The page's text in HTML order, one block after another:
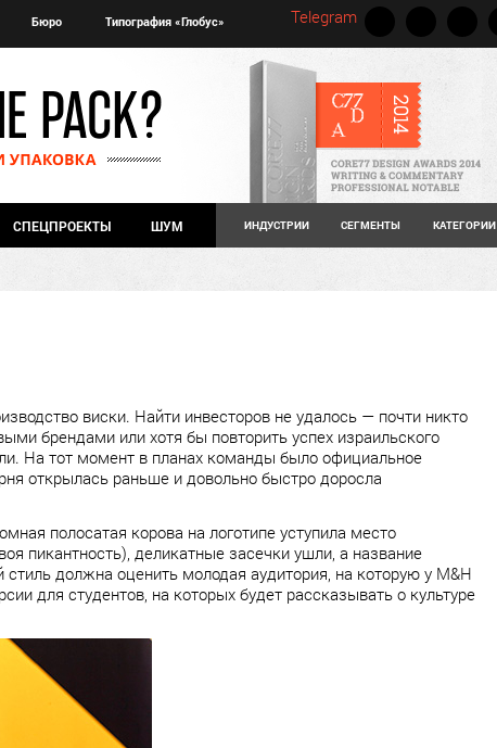
Бюро Типография «Глобус» Telegram
СПЕЦПРОЕКТЫ ШУМ ИНДУСТРИИ СЕГМЕНТЫ КАТЕГОРИИ
виски. Найти инвесторов не удалось — почти никто
брендами или хотя бы повторить успех израильского
На тот момент в планах команды было официальное
открылась раньше и довольно быстро доросла
полосатая корова на логотипе уступила место
пикантность), деликатные засечки ушли, а название
должна оценить молодая аудитория, на которую у M&H
для студентов, на которых будет рассказывать о культуре